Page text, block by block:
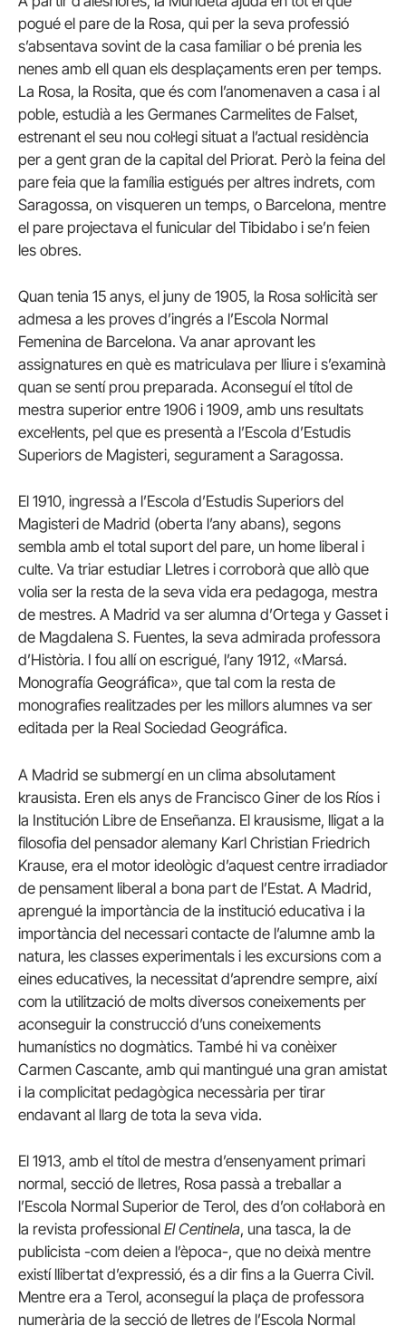
pogué el pare de la Rosa, qui per la seva professió
s’absentava sovint de la casa familiar o bé prenia les
nenes amb ell quan els desplaçaments eren per temps.
La Rosa, la Rosita, que és com l’anomenaven a casa i al
poble, estudià a les Germanes Carmelites de Falset,
estrenant el seu nou col·legi situat a l’actual residència
per a gent gran de la capital del Priorat. Però la feina del
pare feia que la família estigués per altres indrets, com
Saragossa, on visqueren un temps, o Barcelona, mentre
el pare projectava el funicular del Tibidabo i se’n feien
les obres.
Quan tenia 15 anys, el juny de 1905, la Rosa sol·licità ser
admesa a les proves d’ingrés a l’Escola Normal
Femenina de Barcelona. Va anar aprovant les
assignatures en què es matriculava per lliure i s’examinà
quan se sentí prou preparada. Aconseguí el títol de
mestra superior entre 1906 i 1909, amb uns resultats
excel·lents, pel que es presentà a l’Escola d’Estudis
Superiors de Magisteri, segurament a Saragossa.
El 1910, ingressà a l’Escola d’Estudis Superiors del
Magisteri de Madrid (oberta l’any abans), segons
sembla amb el total suport del pare, un home liberal i
culte. Va triar estudiar Lletres i corroborà que allò que
volia ser la resta de la seva vida era pedagoga, mestra
de mestres. A Madrid va ser alumna d’Ortega y Gasset i
de Magdalena S. Fuentes, la seva admirada professora
d’Història. I fou allí on escrigué, l’any 1912, «Marsá.
Monografía Geográfica», que tal com la resta de
monografies realitzades per les millors alumnes va ser
editada per la Real Sociedad Geográfica.
A Madrid se submergí en un clima absolutament
krausista. Eren els anys de Francisco Giner de los Ríos i
la Institución Libre de Enseñanza. El krausisme, lligat a la
filosofia del pensador alemany Karl Christian Friedrich
Krause, era el motor ideològic d’aquest centre irradiador
de pensament liberal a bona part de l’Estat. A Madrid,
aprengué la importància de la institució educativa i la
importància del necessari contacte de l’alumne amb la
natura, les classes experimentals i les excursions com a
eines educatives, la necessitat d’aprendre sempre, així
com la utilització de molts diversos coneixements per
aconseguir la construcció d’uns coneixements
humanístics no dogmàtics. També hi va conèixer
Carmen Cascante, amb qui mantingué una gran amistat
i la complicitat pedagògica necessària per tirar
endavant al llarg de tota la seva vida.
El 1913, amb el títol de mestra d’ensenyament primari
normal, secció de lletres, Rosa passà a treballar a
l’Escola Normal Superior de Terol, des d’on col·laborà en
la revista professional El Centinela, una tasca, la de
publicista -com deien a l’època-, que no deixà mentre
existí llibertat d’expressió, és a dir fins a la Guerra Civil.
Mentre era a Terol, aconseguí la plaça de professora
numerària de la secció de lletres de l’Escola Normal